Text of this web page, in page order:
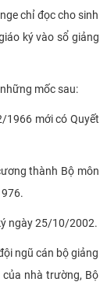
chỉ đọc cho sinh
ký vào sổ giảng
mốc sau:
1966 mới có Quyết
thành Bộ môn
ngày 25/10/2002.
ngũ cán bộ giảng
nhà trường, Bộ